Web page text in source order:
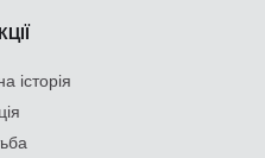
історія